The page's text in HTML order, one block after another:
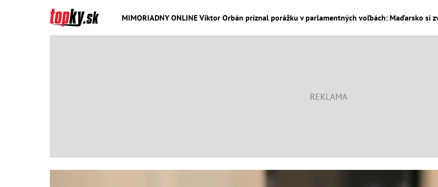
MIMORIADNY ONLINE Viktor Orbán priznal porážku v parlamentných voľbách: Maďarsko